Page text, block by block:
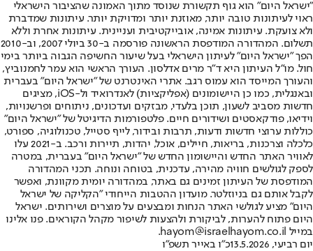
"ישראל היום" הוא גוף תקשורת שנוסד מתוך האמונה שהציבור הישראלי
ראוי לעיתונות טובה יותר, מאוזנת יותר ומדויקת יותר. עיתונות שמדברת
ולא צועקת. עיתונות אמינה, אובייקטיבית ועניינית. עיתונות אחרת וללא
תשלום. המהדורה המודפסת הראשונה פורסמה ב-30 ביולי 2007, וב-2010
הפך "ישראל היום" לעיתון הישראלי בעל שיעור החשיפה הגבוה ביותר בימי
חול. מו"ל העיתון היא ד"ר מרים אדלסון. העורך הראשי הוא עמר לחמנוביץ,
והעורך המייסד הוא עמוס רגב. אתרי האינטרנט של "ישראל היום" בעברית
ובאנגלית, כמו כן היישומונים (אפליקציות) לאנדרואיד ול-iOS, מציגים
חדשות מסביב לשעון, תוכן בלעדי, מבזקים ועדכונים, ניתוחים ופרשנויות,
וידיאו, פודקאסטים ושידורים חיים. פלטפורמות הדיגיטל של "ישראל היום"
כוללות ערוצי חדשות ודעות, תרבות ובידור, לייף סטייל, טכנולוגיה, ספורט,
כלכלה וצרכנות, בריאות, חיילים, אוכל, יהדות, תיירות ורכב. ב-2021 עלו
לאוויר האתר החדש והיישומון החדש של "ישראל היום" בעברית, במטרה
לספק לגולשים חוויה מהירה, עדכנית, בטוחה ונוחה. תכני המהדורה
המודפסת של העיתון זמינים גם באתר, במהדורה יומית מקוונת, ואפשר
לקבל אותם גם בניוזלטר. מועדון ההטבות הייחודי "הקליקה של ישראל
היום" מציע לגולשי האתר הנחות ומבצעים על מוצרים ושירותים. ישראל
היום פתוח להערות, לביקורת ולהצעות לשיפור מקהל הקוראים. פנו אלינו
במייל hayom@israelhayom.co.il.
יום רביעי, 13.5.2026
כ"ו באייר תשפ"ו